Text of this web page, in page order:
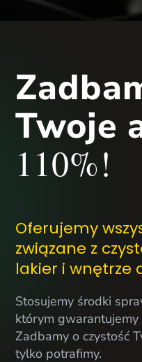
Twoje
110%!
Oferujemy
związane z
lakier i wnętrze
Stosujemy środki
którym gwarantujemy
Zadbamy o czystość
tylko potrafimy.